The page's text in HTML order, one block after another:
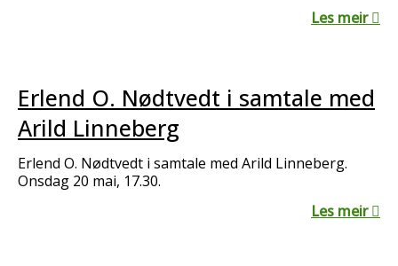
Les meir
Erlend O. Nødtvedt i samtale med
Arild Linneberg
Erlend O. Nødtvedt i samtale med Arild Linneberg.
Onsdag 20 mai, 17.30.
Les meir